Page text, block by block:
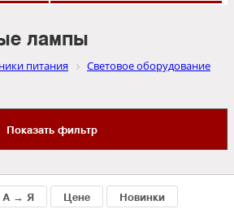
лампы
питания
Световое оборудование
Показать фильтр
А → Я Цене Новинки